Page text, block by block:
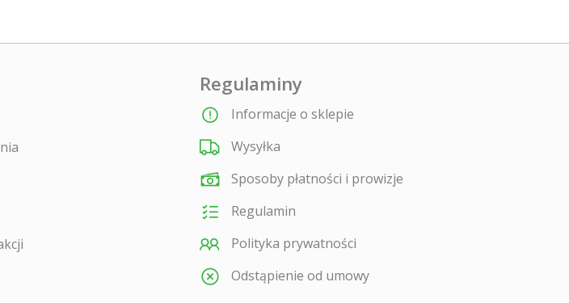
Regulaminy
Informacje o sklepie
Wysyłka
Sposoby płatności i prowizje
Regulamin
Polityka prywatności
Odstąpienie od umowy